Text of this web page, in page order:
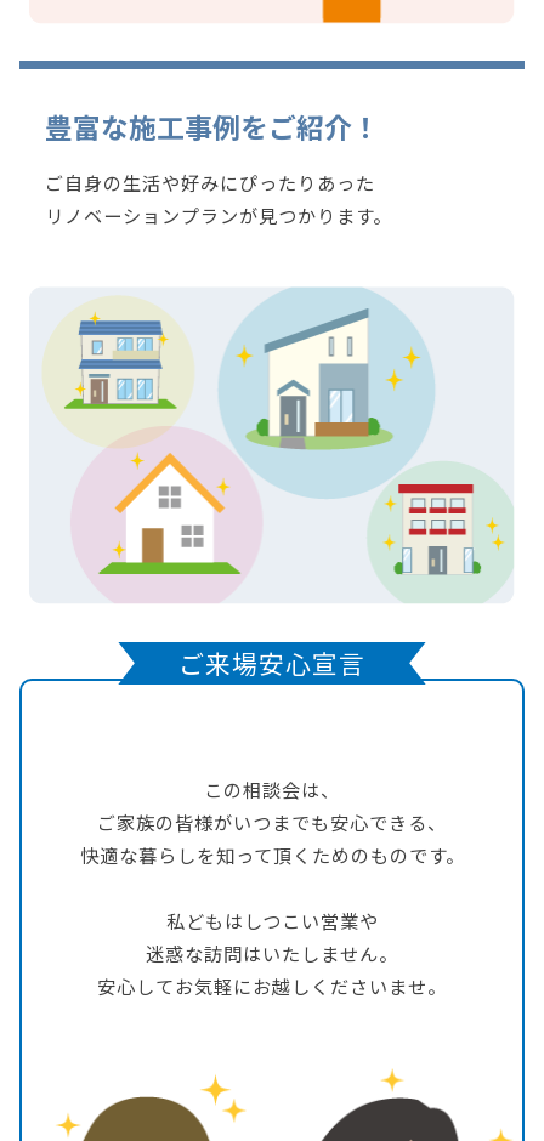
豊富な施工事例をご紹介！
ご自身の生活や好みにぴったりあった
リノベーションプランが見つかります。
ご来場安心宣言
この相談会は、
ご家族の皆様がいつまでも安心できる、
快適な暮らしを知って頂くためのものです。
私どもはしつこい営業や
迷惑な訪問はいたしません。
安心してお気軽にお越しくださいませ。